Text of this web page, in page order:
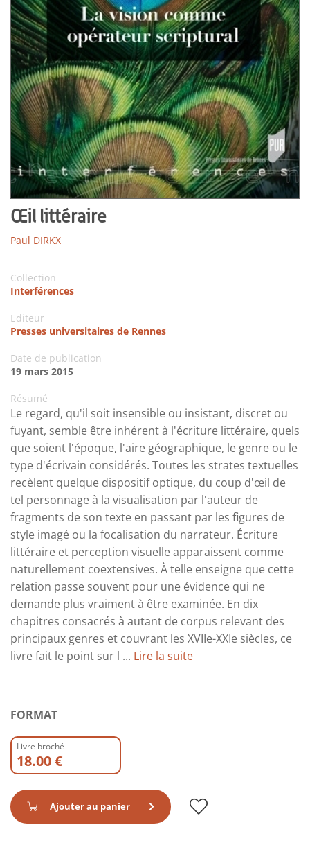
Œil littéraire
Paul DIRKX
Collection
Interférences
Editeur
Presses universitaires de Rennes
Date de publication
19 mars 2015
Résumé
Le regard, qu'il soit insensible ou insistant, discret ou
fuyant, semble être inhérent à l'écriture littéraire, quels
que soient l'époque, l'aire géographique, le genre ou le
type d'écrivain considérés. Toutes les strates textuelles
recèlent quelque dispositif optique, du coup d'œil de
tel personnage à la visualisation par l'auteur de
fragments de son texte en passant par les figures de
style imagé ou la focalisation du narrateur. Écriture
littéraire et perception visuelle apparaissent comme
naturellement coextensives. À telle enseigne que cette
relation passe souvent pour une évidence qui ne
demande plus vraiment à être examinée. En dix
chapitres consacrés à autant de corpus relevant des
principaux genres et couvrant les XVIIe-XXIe siècles, ce
livre fait le point sur l ... Lire la suite
FORMAT
Livre broché
18.00 €
Ajouter au panier